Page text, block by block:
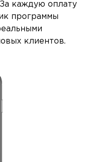
каждую оплату
программы
клиентов.